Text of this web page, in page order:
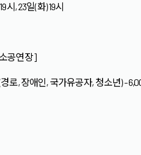
시, 23일(화) 19시
공연장]
로, 장애인, 국가유공자, 청소년) -